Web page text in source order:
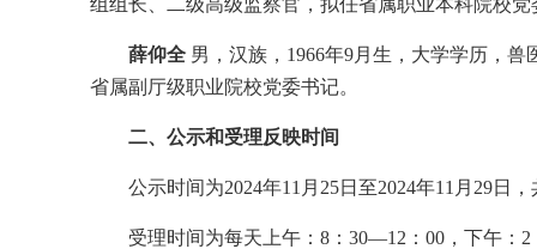
组组长、二级高级监察官，拟任省属职业本科院校党
薛仰全 男，汉族，1966年9月生，大学学历，
省属副厅级职业院校党委书记。
二、公示和受理反映时间
公示时间为2024年11月25日至2024年11月29日
受理时间为每天上午：8：30—12：00，下午：